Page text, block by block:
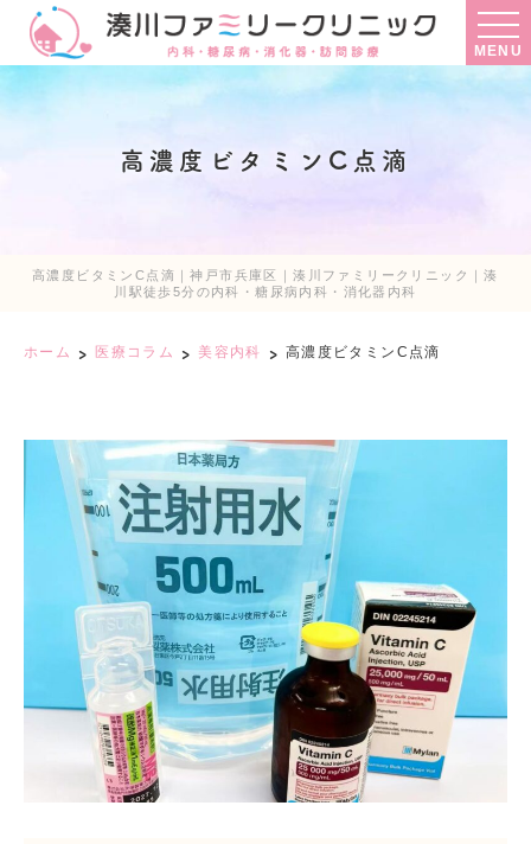
MENU
高濃度ビタミンC点滴
高濃度ビタミンC点滴｜神戸市兵庫区｜湊川ファミリークリニック｜湊
川駅徒歩5分の内科・糖尿病内科・消化器内科
ホーム 医療コラム 美容内科 高濃度ビタミンC点滴